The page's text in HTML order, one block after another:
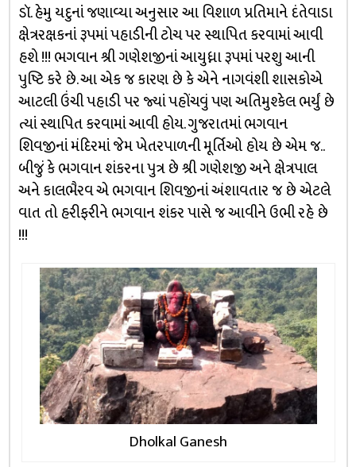
ડૉ. હેમુ યદુનાં જણાવ્યા અનુસાર આ વિશાળ પ્રતિમાને દંતેવાડા
ક્ષેત્રરક્ષકનાં રૂપમાં પહાડીની ટોચ પર સ્થાપિત કરવામાં આવી
હશે !!! ભગવાન શ્રી ગણેશજીનાં આયુધ્ના રૂપમાં પરશુ આની
પુષ્ટિ કરે છે. આ એક જ કારણ છે કે એને નાગવંશી શાસકોએ
આટલી ઉંચી પહાડી પર જ્યાં પહોંચવું પણ અતિમુશ્કેલ ભર્યું છે
ત્યાં સ્થાપિત કરવામાં આવી હોય. ગુજરાતમાં ભગવાન
શિવજીનાં મંદિરમાં જેમ ખેતરપાળની મૂર્તિઓ હોય છે એમ જ..
બીજું કે ભગવાન શંકરના પુત્ર છે શ્રી ગણેશજી અને ક્ષેત્રપાલ
અને કાલભૈરવ એ ભગવાન શિવજીનાં અંશાવતાર જ છે એટલે
વાત તો હરીફરીને ભગવાન શંકર પાસે જ આવીને ઉભી રહે છે
!!!
Dholkal Ganesh